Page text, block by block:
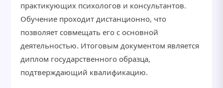
практикующих психологов и консультантов.
Обучение проходит дистанционно, что
позволяет совмещать его с основной
деятельностью. Итоговым документом является
диплом государственного образца,
подтверждающий квалификацию.